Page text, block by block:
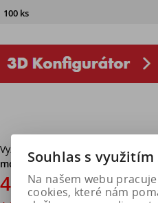
100 ks
Vyzvednutí v pneuservisu v Hradci
montáž.
4 972 Kč
Souhlas s
Na našem webu
cookies, které nám